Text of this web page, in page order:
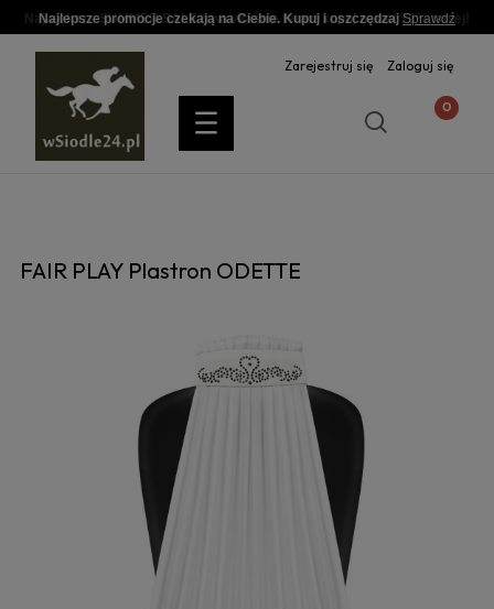
Najlepsze promocje czekają na Ciebie. Kupuj i oszczędzajSprawdź
Zarejestruj się Zaloguj się
FAIR PLAY Plastron ODETTE